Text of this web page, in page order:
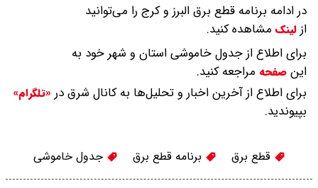
در ادامه برنامه قطع برق البرز و کرج را می‌توانید
از لینک مشاهده کنید.
برای اطلاع از جدول خاموشی استان و شهر خود به
این صفحه مراجعه کنید.
برای اطلاع از آخرین اخبار و تحلیل‌ها به کانال شرق در «تلگرام»
بپیوندید.
قطع برق برنامه قطع برق جدول خاموشی